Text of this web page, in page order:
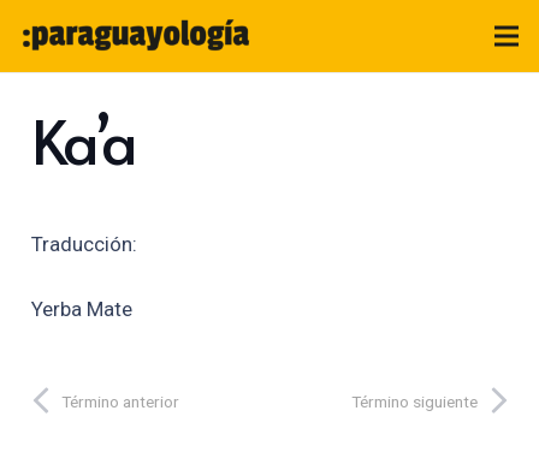
Ka’a
Traducción:
Yerba Mate
Término anterior Término siguiente